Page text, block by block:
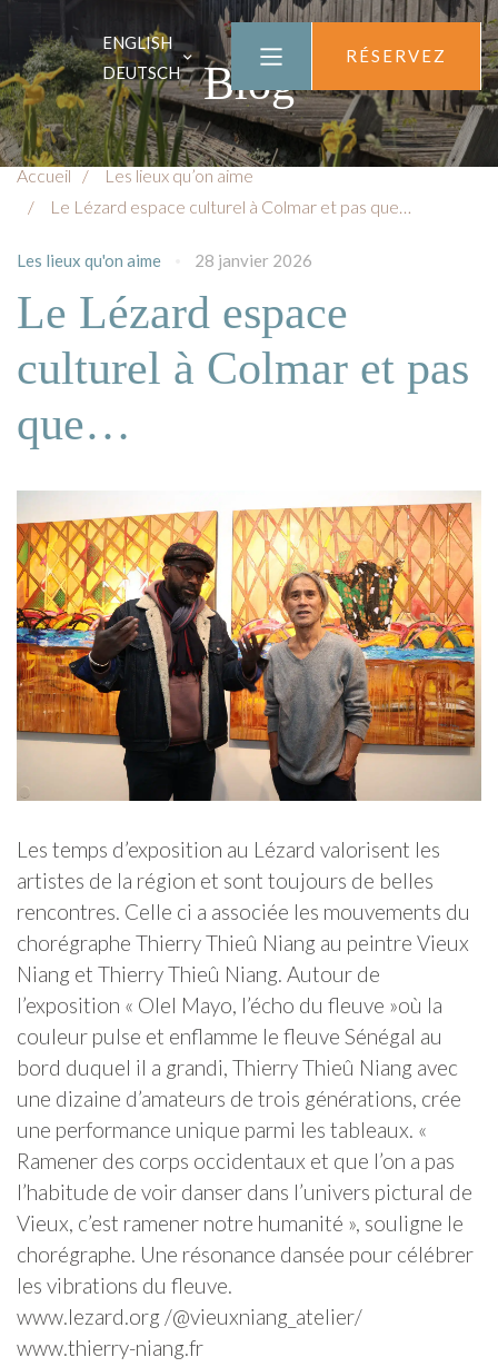
ENGLISH
DEUTSCH
RÉSERVEZ
Blog
Accueil
Les lieux qu’on aime
Le Lézard espace culturel à Colmar et pas que…
Les lieux qu'on aime 28 janvier 2026
Le Lézard espace
culturel à Colmar et pas
que…
Les temps d’exposition au Lézard valorisent les
artistes de la région et sont toujours de belles
rencontres. Celle ci a associée les mouvements du
chorégraphe Thierry Thieû Niang au peintre Vieux
Niang et Thierry Thieû Niang. Autour de
l’exposition « Olel Mayo, l’écho du fleuve »où la
couleur pulse et enflamme le fleuve Sénégal au
bord duquel il a grandi, Thierry Thieû Niang avec
une dizaine d’amateurs de trois générations, crée
une performance unique parmi les tableaux. «
Ramener des corps occidentaux et que l’on a pas
l’habitude de voir danser dans l’univers pictural de
Vieux, c’est ramener notre humanité », souligne le
chorégraphe. Une résonance dansée pour célébrer
les vibrations du fleuve.
www.lezard.org /@vieuxniang_atelier/
www.thierry-niang.fr